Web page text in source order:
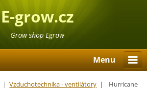
E-grow.cz
Grow shop Egrow
Menu
| Vzduchotechnika - ventilátory |
Hurricane